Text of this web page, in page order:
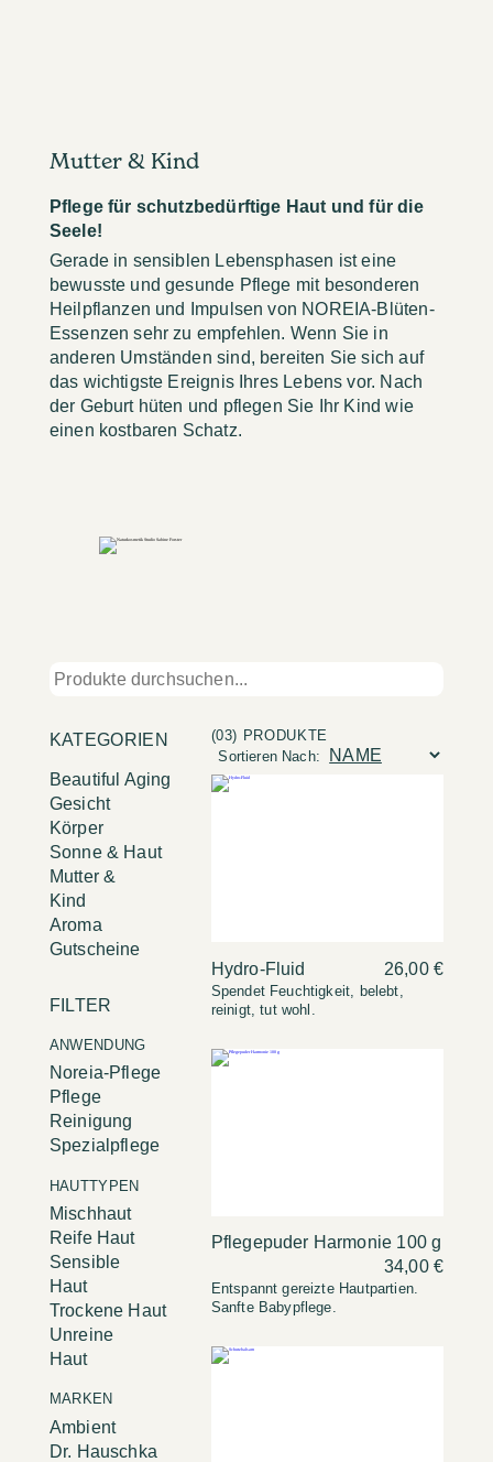
Mutter & Kind
Pflege für schutzbedürftige Haut und für die
Seele!
Gerade in sensiblen Lebensphasen ist eine
bewusste und gesunde Pflege mit besonderen
Heilpflanzen und Impulsen von NOREIA-Blüten-
Essenzen sehr zu empfehlen. Wenn Sie in
anderen Umständen sind, bereiten Sie sich auf
das wichtigste Ereignis Ihres Lebens vor. Nach
der Geburt hüten und pflegen Sie Ihr Kind wie
einen kostbaren Schatz.
KATEGORIEN
Beautiful Aging
Gesicht
Körper
Sonne & Haut
Mutter &
Kind
Aroma
Gutscheine
FILTER
ANWENDUNG
Noreia-Pflege
Pflege
Reinigung
Spezialpflege
HAUTTYPEN
Mischhaut
Reife Haut
Sensible
Haut
Trockene Haut
Unreine
Haut
MARKEN
Ambient
Dr. Hauschka
(03) PRODUKTE
Sortieren Nach:
Hydro-Fluid 26,00 €
Spendet Feuchtigkeit, belebt,
reinigt, tut wohl.
Pflegepuder Harmonie 100 g
34,00 €
Entspannt gereizte Hautpartien.
Sanfte Babypflege.